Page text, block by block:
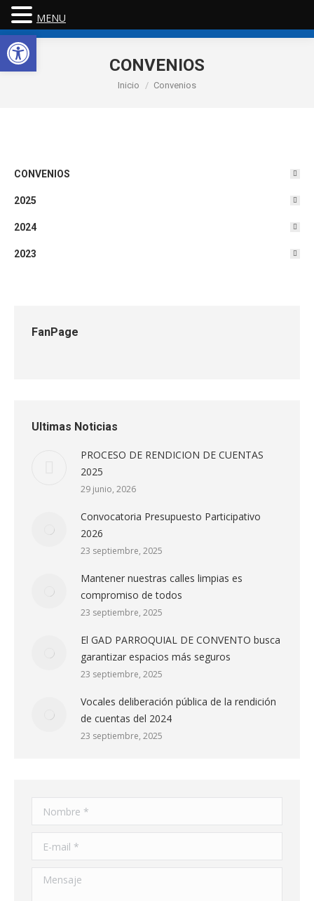
CONVENIOS
Estás aquí:
Inicio Convenios
CONVENIOS
2025
2024
2023
FanPage
Ultimas Noticias
PROCESO DE RENDICION DE CUENTAS
2025
29 junio, 2026
Convocatoria Presupuesto Participativo
2026
23 septiembre, 2025
Mantener nuestras calles limpias es
compromiso de todos
23 septiembre, 2025
El GAD PARROQUIAL DE CONVENTO busca
garantizar espacios más seguros
23 septiembre, 2025
Vocales deliberación pública de la rendición
de cuentas del 2024
23 septiembre, 2025
Nombre *
E-mail *
Mensaje
MENU
Abrir barra de herramientas